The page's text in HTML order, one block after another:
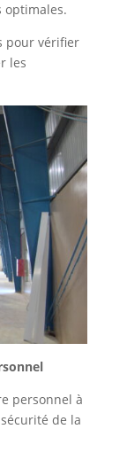
optimales.
pour vérifier
les
personnel à
de la